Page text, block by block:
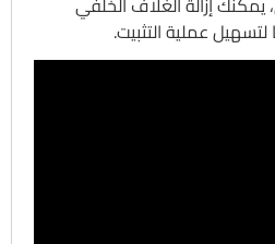
لتسهيل عملية التثبيت.